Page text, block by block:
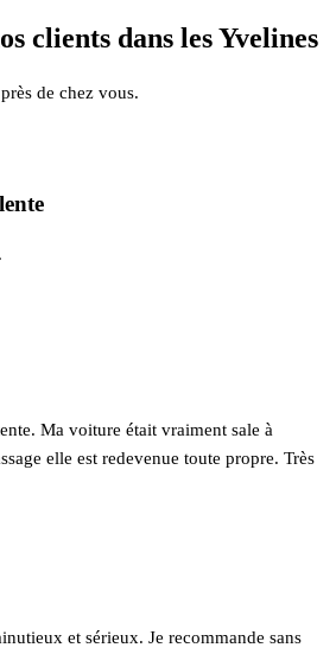
clients dans les Yvelines
de chez vous.
.
Ma voiture était vraiment sale à
elle est redevenue toute propre. Très
et sérieux. Je recommande sans